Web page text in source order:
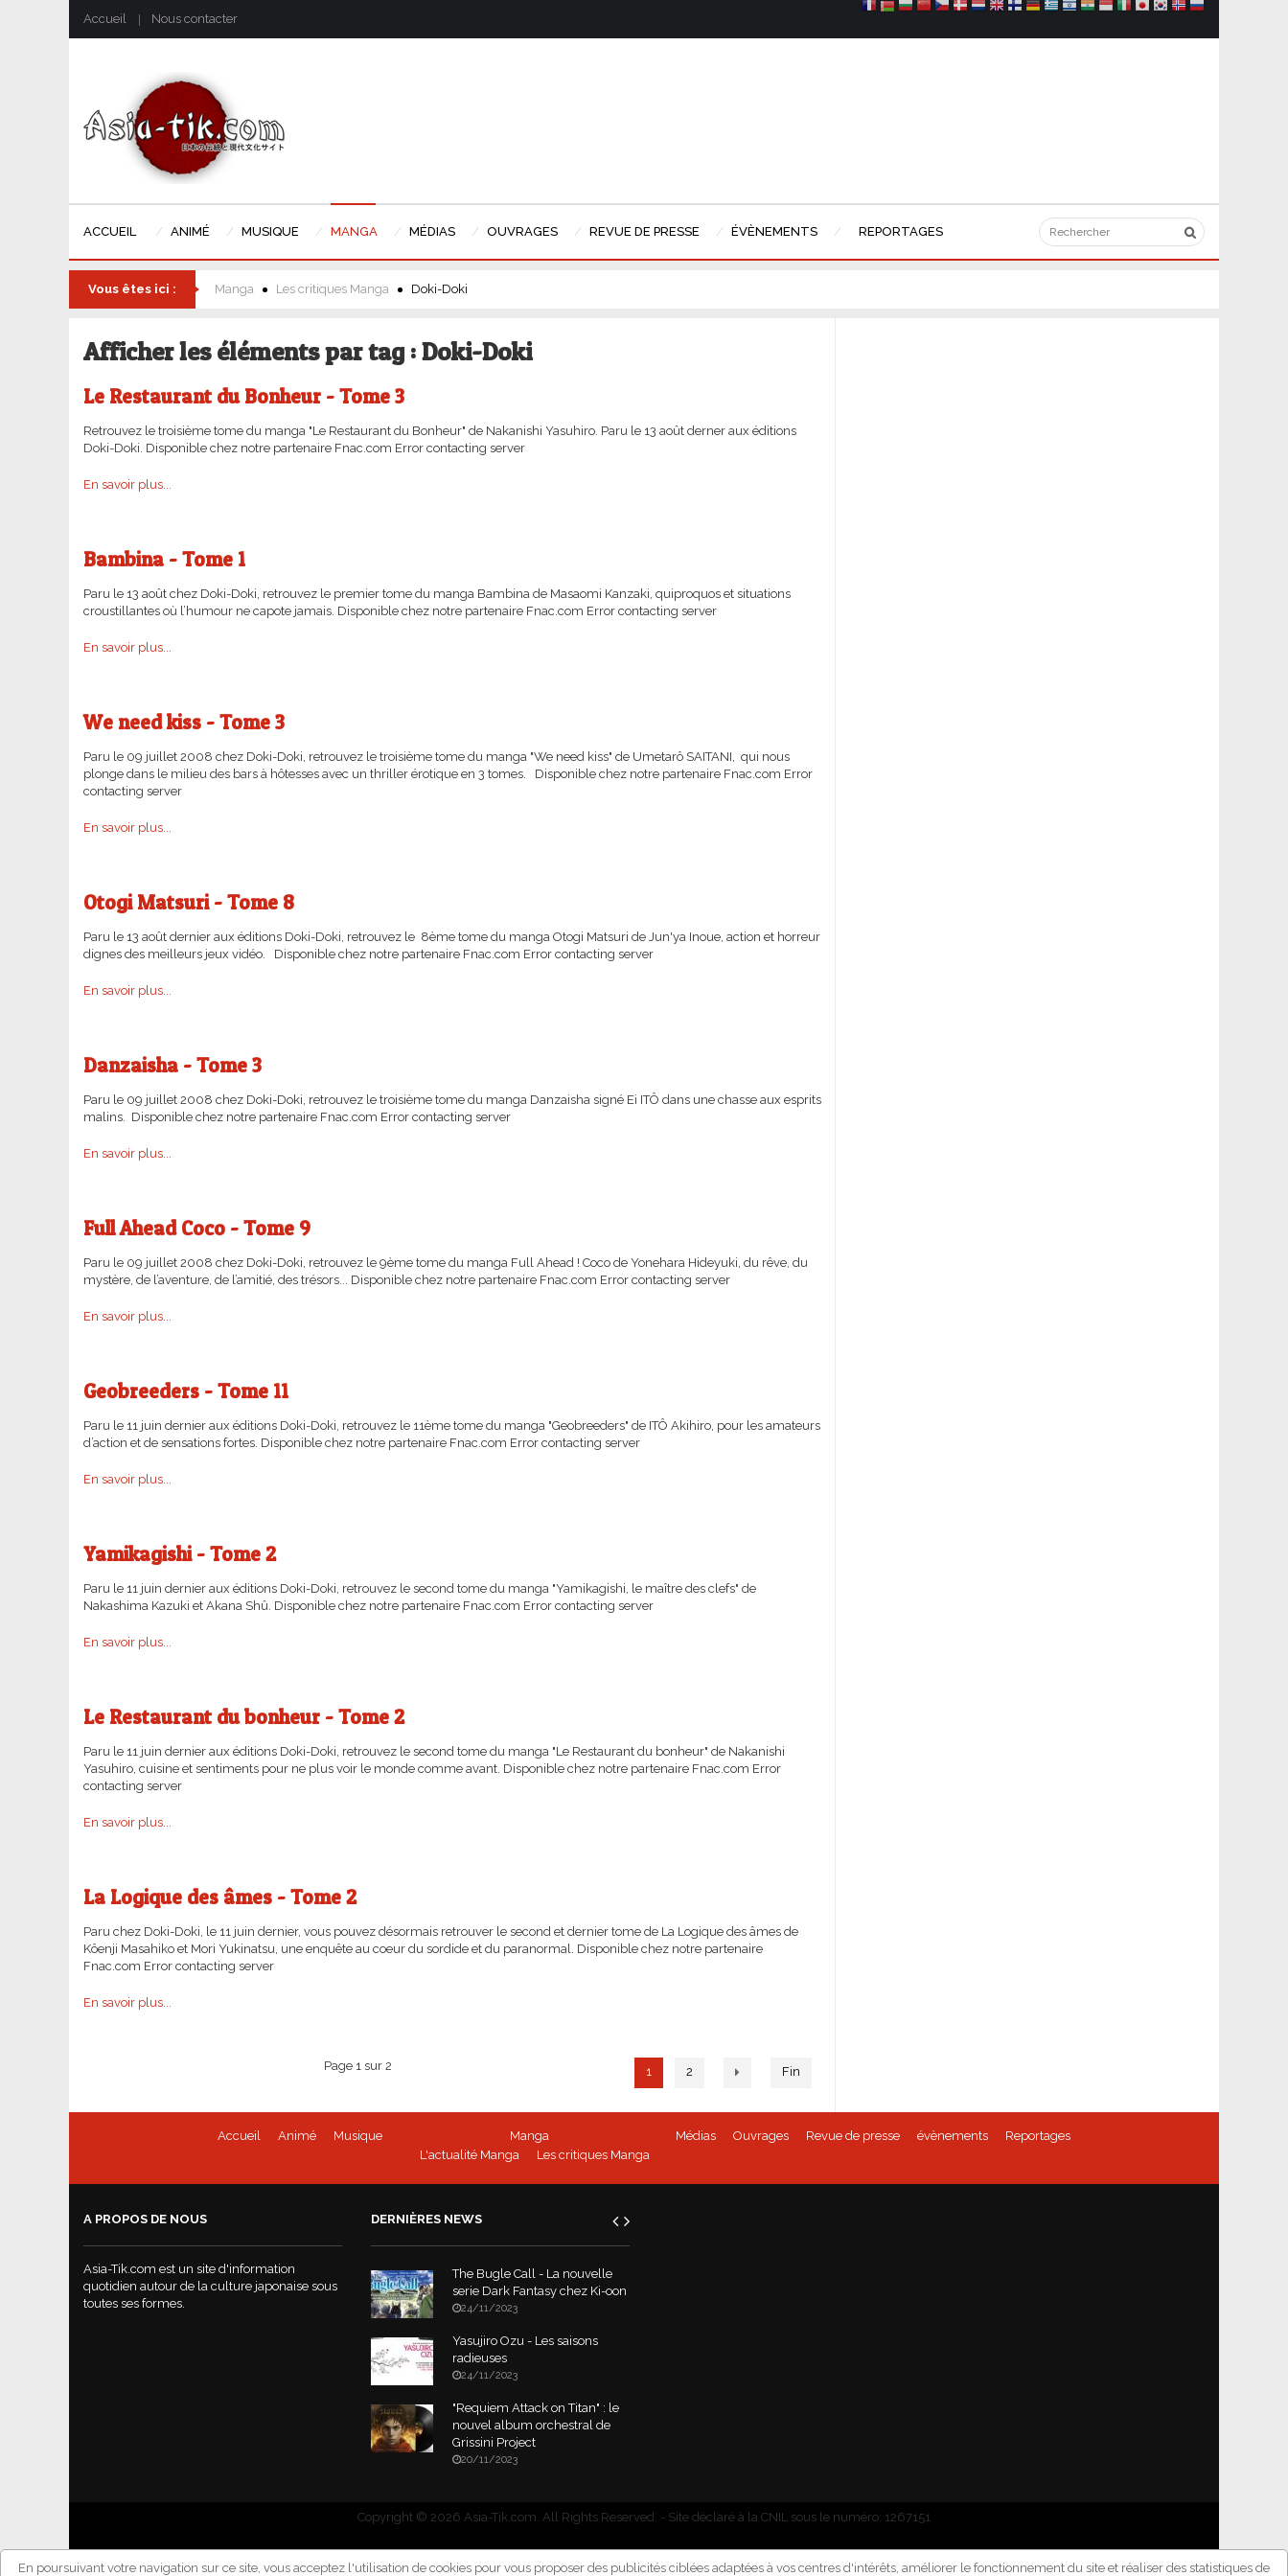
Accueil Nous contacter
ACCUEIL ANIMÉ MUSIQUE MANGA MÉDIAS OUVRAGES REVUE DE PRESSE ÉVÈNEMENTS REPORTAGES
Vous êtes ici : Manga Les critiques Manga Doki-Doki
Afficher les éléments par tag : Doki-Doki
Le Restaurant du Bonheur - Tome 3
Retrouvez le troisième tome du manga "Le Restaurant du Bonheur" de Nakanishi Yasuhiro. Paru le 13 août derner aux éditions
Doki-Doki. Disponible chez notre partenaire Fnac.com Error contacting server
En savoir plus...
Bambina - Tome 1
Paru le 13 août chez Doki-Doki, retrouvez le premier tome du manga Bambina de Masaomi Kanzaki, quiproquos et situations
croustillantes où l’humour ne capote jamais. Disponible chez notre partenaire Fnac.com Error contacting server
En savoir plus...
We need kiss - Tome 3
Paru le 09 juillet 2008 chez Doki-Doki, retrouvez le troisième tome du manga "We need kiss" de Umetarô SAITANI, qui nous
plonge dans le milieu des bars à hôtesses avec un thriller érotique en 3 tomes. Disponible chez notre partenaire Fnac.com Error
contacting server
En savoir plus...
Otogi Matsuri - Tome 8
Paru le 13 août dernier aux éditions Doki-Doki, retrouvez le 8ème tome du manga Otogi Matsuri de Jun'ya Inoue, action et horreur
dignes des meilleurs jeux vidéo. Disponible chez notre partenaire Fnac.com Error contacting server
En savoir plus...
Danzaisha - Tome 3
Paru le 09 juillet 2008 chez Doki-Doki, retrouvez le troisième tome du manga Danzaisha signé Ei ITÔ dans une chasse aux esprits
malins. Disponible chez notre partenaire Fnac.com Error contacting server
En savoir plus...
Full Ahead Coco - Tome 9
Paru le 09 juillet 2008 chez Doki-Doki, retrouvez le 9ème tome du manga Full Ahead ! Coco de Yonehara Hideyuki, du rêve, du
mystère, de l’aventure, de l’amitié, des trésors... Disponible chez notre partenaire Fnac.com Error contacting server
En savoir plus...
Geobreeders - Tome 11
Paru le 11 juin dernier aux éditions Doki-Doki, retrouvez le 11ème tome du manga "Geobreeders" de ITÔ Akihiro, pour les amateurs
d’action et de sensations fortes. Disponible chez notre partenaire Fnac.com Error contacting server
En savoir plus...
Yamikagishi - Tome 2
Paru le 11 juin dernier aux éditions Doki-Doki, retrouvez le second tome du manga "Yamikagishi, le maître des clefs" de
Nakashima Kazuki et Akana Shû. Disponible chez notre partenaire Fnac.com Error contacting server
En savoir plus...
Le Restaurant du bonheur - Tome 2
Paru le 11 juin dernier aux éditions Doki-Doki, retrouvez le second tome du manga "Le Restaurant du bonheur" de Nakanishi
Yasuhiro, cuisine et sentiments pour ne plus voir le monde comme avant. Disponible chez notre partenaire Fnac.com Error
contacting server
En savoir plus...
La Logique des âmes - Tome 2
Paru chez Doki-Doki, le 11 juin dernier, vous pouvez désormais retrouver le second et dernier tome de La Logique des âmes de
Kôenji Masahiko et Mori Yukinatsu, une enquête au coeur du sordide et du paranormal. Disponible chez notre partenaire
Fnac.com Error contacting server
En savoir plus...
1 2 Fin
Page 1 sur 2
Accueil Animé Musique
Manga
L'actualité Manga
Les critiques Manga
Médias Ouvrages Revue de presse évènements Reportages
A PROPOS DE NOUS
Asia-Tik.com est un site d'information
quotidien autour de la culture japonaise sous
toutes ses formes.
DERNIÈRES NEWS
The Bugle Call - La nouvelle
serie Dark Fantasy chez Ki-oon
24/11/2023
Yasujiro Ozu - Les saisons
radieuses
24/11/2023
"Requiem Attack on Titan" : le
nouvel album orchestral de
Grissini Project
20/11/2023
Copyright © 2026 Asia-Tik.com. All Rights Reserved. - Site déclaré à la CNIL sous le numéro: 1267151
En poursuivant votre navigation sur ce site, vous acceptez l'utilisation de cookies pour vous proposer des publicités ciblées adaptées à vos centres d'intérêts, améliorer le fonctionnement du site et réaliser des statistiques de